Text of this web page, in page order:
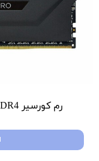
رم کورسیر 16GB 3200MHz CL16 Dual DDR4